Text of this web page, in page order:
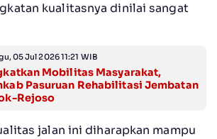
kualitasnya dinilai sangat
05 Jul 2026 11:21 WIB
Mobilitas Masyarakat,
Pasuruan Rehabilitasi Jembatan
Rejoso
jalan ini diharapkan mampu